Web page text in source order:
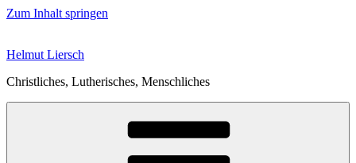
Zum Inhalt springen
Helmut Liersch
Christliches, Lutherisches, Menschliches